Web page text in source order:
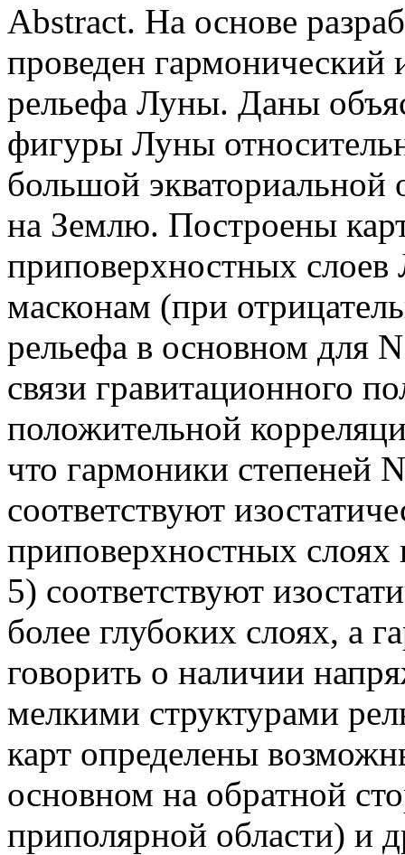
Abstract. На основе
проведен гармонический
рельефа Луны. Даны
фигуры Луны
большой экваториальной
на Землю. Построены
приповерхностных
масконам (при
рельефа в основном для
связи гравитационного
положительной
что гармоники степеней
соответствуют
приповерхностных
5) соответствуют
более глубоких слоях, а
говорить о наличии
мелкими структурами
карт определены
основном на обратной
приполярной области) и